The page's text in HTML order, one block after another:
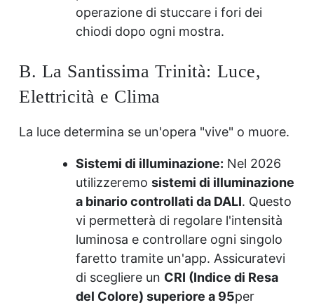
operazione di stuccare i fori dei
chiodi dopo ogni mostra.
B. La Santissima Trinità: Luce,
Elettricità e Clima
La luce determina se un'opera "vive" o muore.
Sistemi di illuminazione: Nel 2026
utilizzeremo sistemi di illuminazione
a binario controllati da DALI. Questo
vi permetterà di regolare l'intensità
luminosa e controllare ogni singolo
faretto tramite un'app. Assicuratevi
di scegliere un CRI (Indice di Resa
del Colore) superiore a 95per